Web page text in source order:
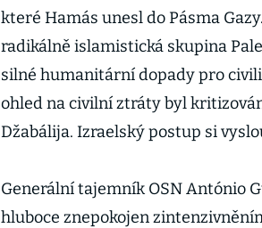
které Hamás unesl do Pásma
radikálně islamistická skupina
silné humanitární dopady pro
ohled na civilní ztráty byl
Džabálija. Izraelský postup si
Generální tajemník OSN António
hluboce znepokojen